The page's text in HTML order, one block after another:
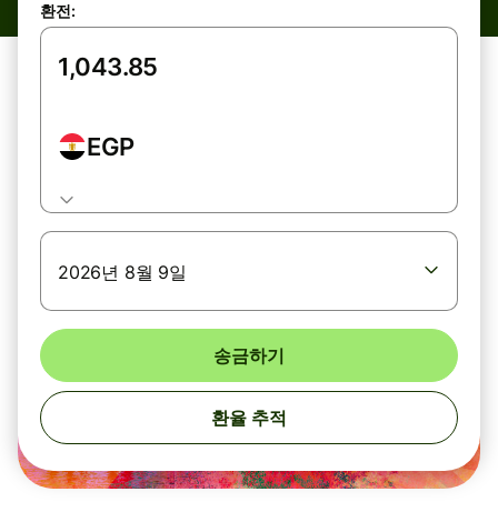
환전:
EGP
2026년 8월 9일
송금하기
환율 추적